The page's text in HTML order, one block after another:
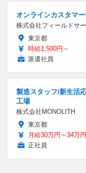
オンラインカスタマ
株式会社フィールドサ
東京都
時給1,500円～
派遣社員
製造スタッフ/新生活
工場
株式会社MONOLITH
東京都
月給30万円～34万円
正社員